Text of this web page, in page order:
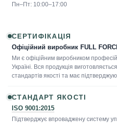
Пн–Пт: 10:00–17:00
СЕРТИФІКАЦІЯ
Офіційний виробник FULL
Ми є офіційним виробником
Україні. Вся продукція
стандартів якості та має
СТАНДАРТ ЯКОСТІ
ISO 9001:2015
Підтверджує впроваджену систему